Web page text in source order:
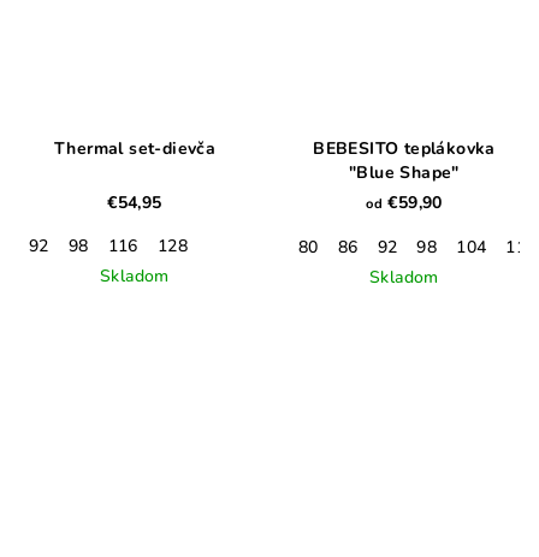
Thermal set-dievča
€54,95
92
98 116
128
Skladom
BEBESITO teplákovka
"Blue Shape"
od €59,90
80
86 92 98 104
110
Skladom